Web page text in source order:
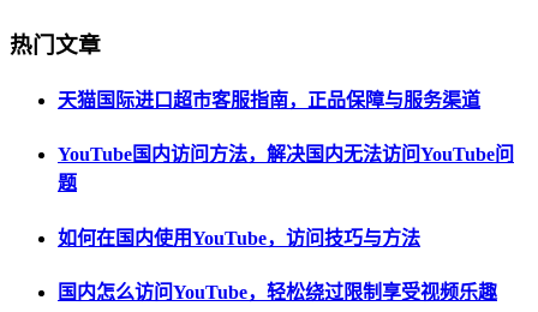
热门文章
天猫国际进口超市客服指南，正品保障与服务渠道
YouTube国内访问方法，解决国内无法访问YouTube问
题
如何在国内使用YouTube，访问技巧与方法
国内怎么访问YouTube，轻松绕过限制享受视频乐趣